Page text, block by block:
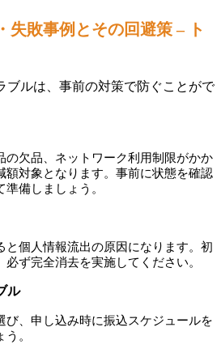
失敗事例とその回避策 – ト
ブルは、事前の対策で防ぐことがで
の欠品、ネットワーク利用制限がかか
額対象となります。事前に状態を確認
準備しましょう。
と個人情報流出の原因になります。初
ず完全消去を実施してください。
ル
び、申し込み時に振込スケジュールを
。